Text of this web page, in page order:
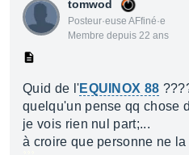
tomwod
Posteur·euse AFfiné·e
Membre depuis 22 ans
Quid de l'EQUINOX 88
quelqu'un pense qq chose
je vois rien nul part;...
à croire que personne ne la